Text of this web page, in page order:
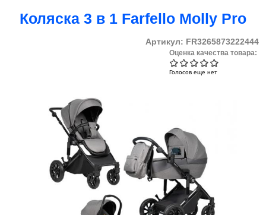
Коляска 3 в 1 Farfello Molly Pro
Артикул: FR3265873222444
Оценка качества товара:
Голосов еще нет